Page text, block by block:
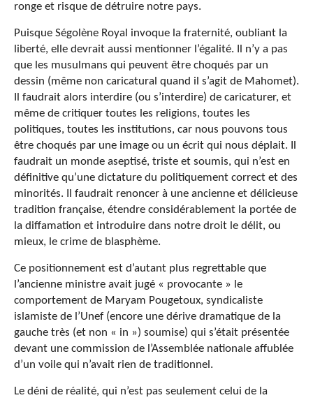
ronge et risque de détruire notre pays.
Puisque Ségolène Royal invoque la fraternité, oubliant la
liberté, elle devrait aussi mentionner l’égalité. Il n’y a pas
que les musulmans qui peuvent être choqués par un
dessin (même non caricatural quand il s’agit de Mahomet).
Il faudrait alors interdire (ou s’interdire) de caricaturer, et
même de critiquer toutes les religions, toutes les
politiques, toutes les institutions, car nous pouvons tous
être choqués par une image ou un écrit qui nous déplait. Il
faudrait un monde aseptisé, triste et soumis, qui n’est en
définitive qu’une dictature du politiquement correct et des
minorités. Il faudrait renoncer à une ancienne et délicieuse
tradition française, étendre considérablement la portée de
la diffamation et introduire dans notre droit le délit, ou
mieux, le crime de blasphème.
Ce positionnement est d’autant plus regrettable que
l’ancienne ministre avait jugé « provocante » le
comportement de Maryam Pougetoux, syndicaliste
islamiste de l’Unef (encore une dérive dramatique de la
gauche très (et non « in ») soumise) qui s’était présentée
devant une commission de l’Assemblée nationale affublée
d’un voile qui n’avait rien de traditionnel.
Le déni de réalité, qui n’est pas seulement celui de la